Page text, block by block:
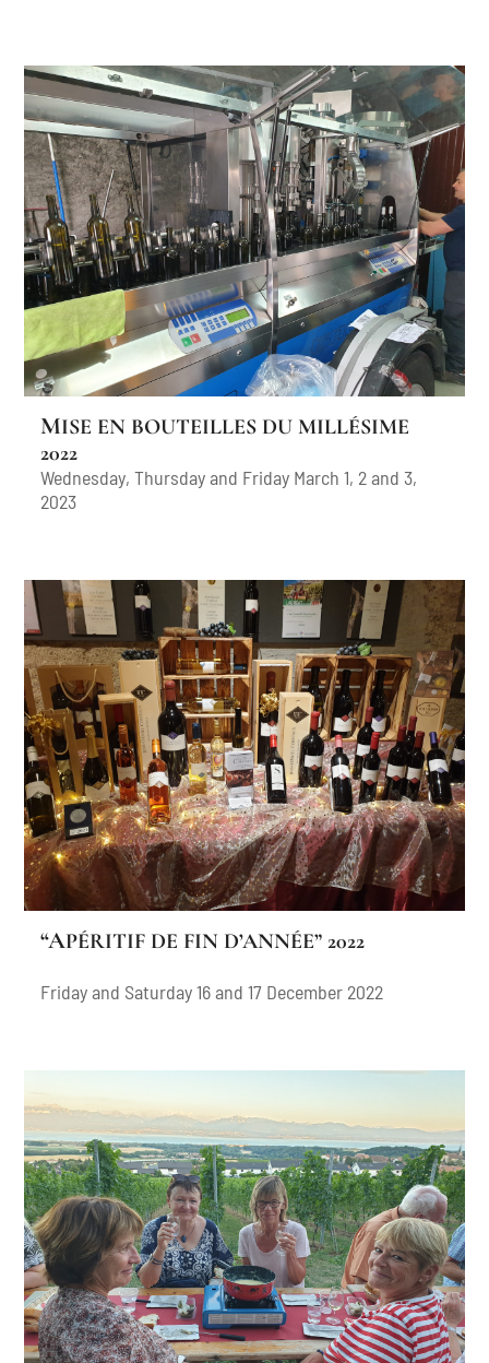
MISE EN BOUTEILLES DU MILLÉSIME
2022
Wednesday, Thursday and Friday March 1, 2 and 3,
2023
“APÉRITIF DE FIN D’ANNÉE” 2022
Friday and Saturday 16 and 17 December 2022